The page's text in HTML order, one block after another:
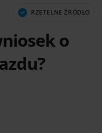
RZETELNE ŹRÓDŁO
o